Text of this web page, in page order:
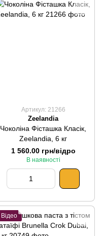
Артикул: 21266
Zeelandia
Чоколіна Фісташка Класік,
Zeelandia, 6 кг
1 560.00 грн/відро
В наявності
Відео